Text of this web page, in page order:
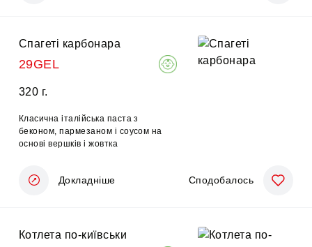
Спагеті карбонара
29GEL
320 г.
Класична італійська паста з
беконом, пармезаном і соусом на
основі вершків і жовтка
Докладніше Сподобалось
Котлета по-київськи